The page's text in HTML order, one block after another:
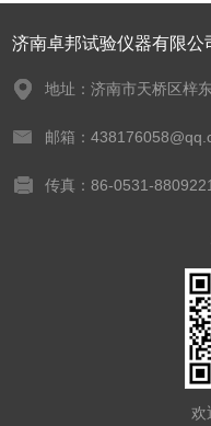
济南卓邦试验仪器有限公
地址：济南市天桥区梓
邮箱：
传真：86-0531-
欢